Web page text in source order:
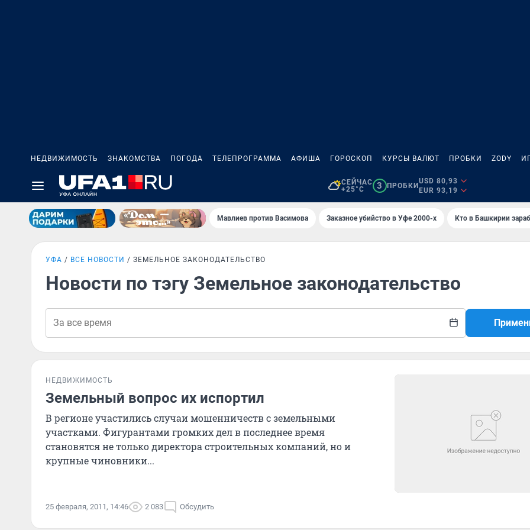
НЕДВИЖИМОСТЬ ЗНАКОМСТВА ПОГОДА ТЕЛЕПРОГРАММА АФИША ГОРОСКОП КУРСЫ ВАЛЮТ ПРОБКИ ZODY
СЕЙЧАС
+25°C
3 ПРОБКИ
USD 80,93
EUR 93,19
Мавлиев против Васимова Заказное убийство в Уфе 2000-х Кто в Башкирии
УФА ВСЕ НОВОСТИ ЗЕМЕЛЬНОЕ ЗАКОНОДАТЕЛЬСТВО
Новости по тэгу Земельное законодательство
НЕДВИЖИМОСТЬ
Земельный вопрос их испортил
В регионе участились случаи мошенничеств с земельными
участками. Фигурантами громких дел в последнее время
становятся не только директора строительных компаний, но и
крупные чиновники...
25 февраля, 2011, 14:46 2 083 Обсудить